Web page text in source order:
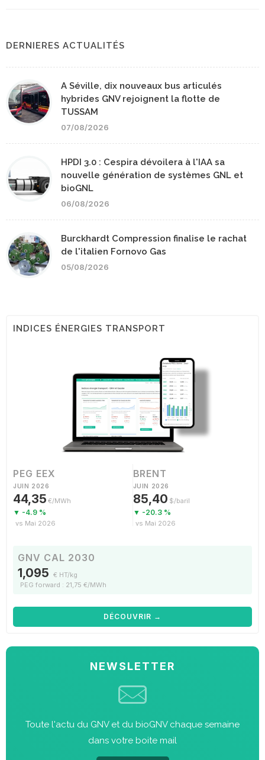
DERNIERES ACTUALITÉS
A Séville, dix nouveaux bus articulés
hybrides GNV rejoignent la flotte de
TUSSAM
07/08/2026
HPDI 3.0 : Cespira dévoilera à l'IAA sa
nouvelle génération de systèmes GNL et
bioGNL
06/08/2026
Burckhardt Compression finalise le rachat
de l'italien Fornovo Gas
05/08/2026
INDICES ÉNERGIES TRANSPORT
PEG EEX
JUIN 2026
44,35 €/MWh
▼ -4.9 %
vs Mai 2026
BRENT
JUIN 2026
85,40 $/baril
▼ -20.3 %
vs Mai 2026
GNV CAL 2030
1,095 € HT/kg
PEG forward : 21,75 €/MWh
DÉCOUVRIR →
NEWSLETTER
Toute l'actu du GNV et du bioGNV chaque semaine
dans votre boite mail